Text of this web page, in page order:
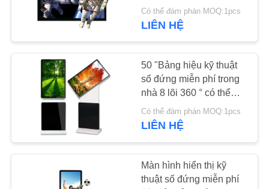
"Loại treo tường
Có thể đàm phán MOQ:1pcs
LIÊN HỆ
50 "Bảng hiệu kỹ thuật
số đứng miễn phí trong
nhà 8 lõi 360 ° có thể
xoay cho cửa hàng
Có thể đàm phán MOQ:1pcs
LIÊN HỆ
Màn hình hiển thị kỹ
thuật số đứng miễn phí